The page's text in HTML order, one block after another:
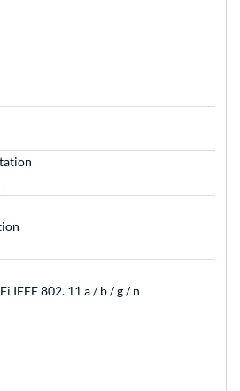
IEEE 802. 11 a / b / g / n